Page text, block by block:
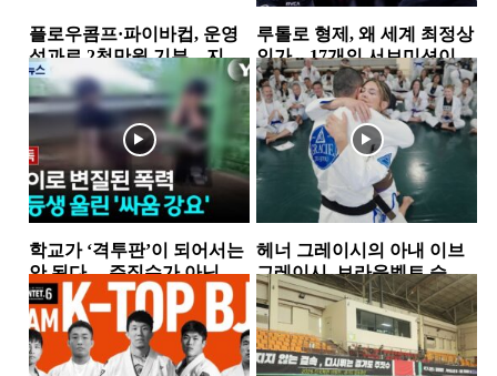
플로우콤프·파이바컵, 운영
성과로 2천만원 기부…지역
사회 상생 실천
뉴스
루톨로 형제, 왜 세계 최정상
인가…17개의 서브미션이
증명한 공격 본능
소식
학교가 ‘격투판’이 되어서는
안 된다… 주짓수가 아닌 폭
력을 배우는 아이들
뉴스
헤너 그레이시의 아내 이브
그레이시, 브라운벨트 승
급…18년간 이어온 헌신과
성장의 결실
뉴스